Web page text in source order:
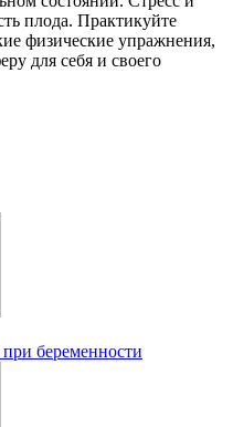
плода. Практикуйте
физические упражнения,
для себя и своего
беременности